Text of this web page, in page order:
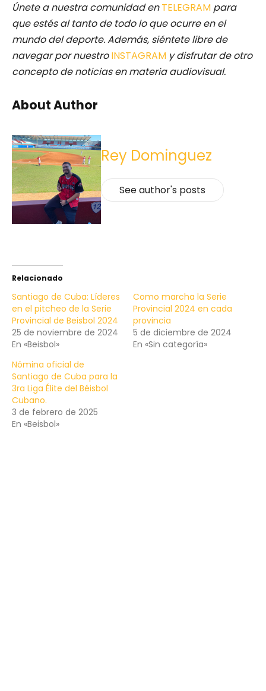
Únete a nuestra comunidad enTELEGRAM para
que estés al tanto de todo lo que ocurre en el
mundo del deporte. Además, siéntete libre de
navegar por nuestro INSTAGRAM y disfrutar de otro
concepto de noticias en materia audiovisual.
About Author
Rey Dominguez
See author's posts
Relacionado
Santiago de Cuba: Líderes
en el pitcheo de la Serie
Provincial de Beisbol 2024
25 de noviembre de 2024
En «Beisbol»
Como marcha la Serie
Provincial 2024 en cada
provincia
5 de diciembre de 2024
En «Sin categoría»
Nómina oficial de
Santiago de Cuba para la
3ra Liga Élite del Béisbol
Cubano.
3 de febrero de 2025
En «Beisbol»